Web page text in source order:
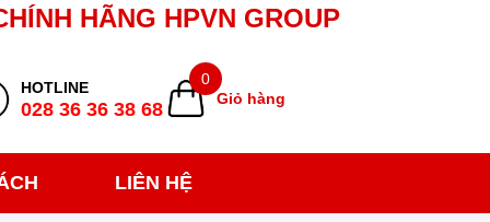
HÃNG HPVN GROUP
HOTLINE
028 36 36 38 68
0
Giỏ hàng
LIÊN HỆ